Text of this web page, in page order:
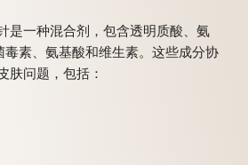
是一种混合剂，包含透明质酸、氨
毒素、氨基酸和维生素。这些成分协
肤问题，包括：